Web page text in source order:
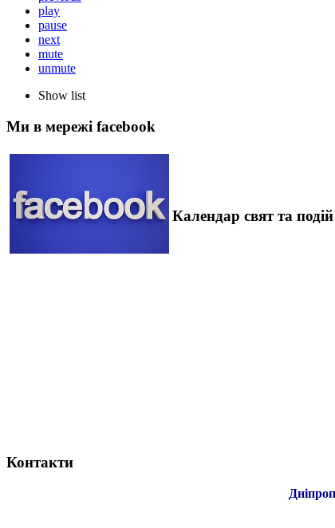
play
pause
next
mute
unmute
Show list
Ми в мережі facebook
Календар свят та подій
Контакти